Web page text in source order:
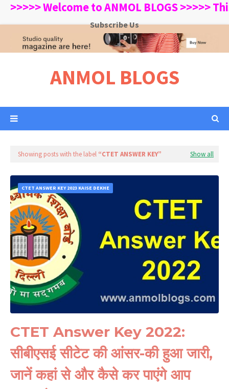
Welcome to ANMOL BLOGS >>>>>
Subscribe Us
ANMOL BLOGS
Showing posts with the label CTET ANSWER KEY Show all
CTET ANSWER KEY 2023 KAISE DEKHE
CTET Answer Key 2022:
सीबीएसई सीटेट की आंसर-की हुआ जारी,
जानें कहां से और कैसे कर पाएंगे आप